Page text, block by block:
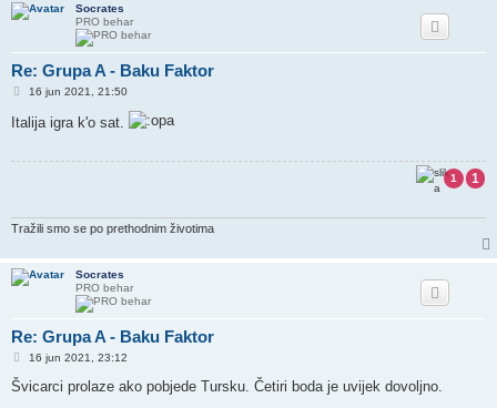
Socrates
PRO behar
Re: Grupa A - Baku Faktor
P
s
t
16 jun 2021, 21:50
Italija igra k'o sat.
1
1
Tražili smo se po prethodnim životima
Socrates
PRO behar
Re: Grupa A - Baku Faktor
P
s
16 jun 2021, 23:12
Švicarci prolaze ako pobjede Tursku. Četiri boda je uvijek dovoljno.